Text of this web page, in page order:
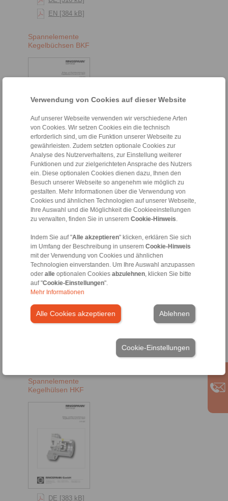
Verwendung von Cookies auf dieser Website
Auf unserer Webseite verwenden wir verschiedene Arten
von Cookies. Wir setzen Cookies ein die technisch
erforderlich sind, um die Funktion unserer Webseite zu
gewährleisten. Zudem setzten optionale Cookies zur
Analyse des Nutzerverhaltens, zur Einstellung weiterer
Funktionen und zur zielgerichteten Ansprache des Nutzers
ein. Diese optionalen Cookies dienen dazu, Ihnen den
Besuch unserer Webseite so angenehm wie möglich zu
gestalten. Mehr Informationen über die Verwendung von
Cookies und ähnlichen Technologien auf unserer Webseite,
Ihre Auswahl und die Möglichkeit die Cookieeinstellungen
zu verwalten, finden Sie in unserem Cookie-Hinweis
Indem Sie auf "Alle akzeptieren" klicken, erklären Sie sich
im Umfang der Beschreibung in unserem Cookie-Hinweis
mit der Verwendung von Cookies und ähnlichen
Technologien einverstanden. Um Ihre Auswahl anzupassen
oder alleoptionalen Cookies abzulehnen, klicken Sie bitte
auf "Cookie-Einstellungen".
Mehr Informationen
Alle Cookies akzeptieren Ablehnen
Cookie-Einstellungen
EN [384 kB]
Spannelemente
Kegelbüchsen BKF
DE [316 kB]
EN [376 kB]
Kegelhülsen-Flanschfutter
HKFF
Spannelemente
Kegelhülsen HKF
DE [383 kB]